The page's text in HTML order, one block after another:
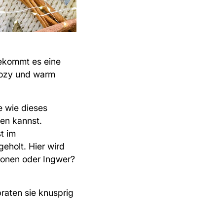
es eine
und warm
wie dieses
kannst.
im
Hier wird
oder Ingwer?
sie knusprig